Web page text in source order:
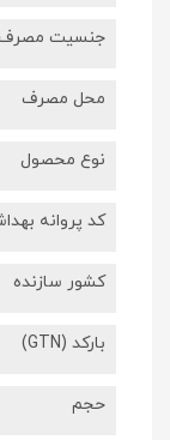
جنسیت
محل مصرف
نوع محصول
کد پروانه
کشور سازنده
بارکد (GTN)
حجم